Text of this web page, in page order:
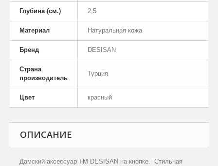
Глубина (см.) 2,5
Материал Натуральная кожа
Бренд DESISAN
Страна
производитель
Турция
Цвет красный
ОПИСАНИЕ
Дамский аксессуар ТМ DESISAN на кнопке. Стильная